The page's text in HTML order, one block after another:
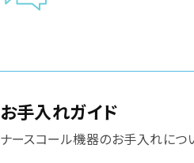
お手入れガイド
ナースコール機器のお手入れにつ